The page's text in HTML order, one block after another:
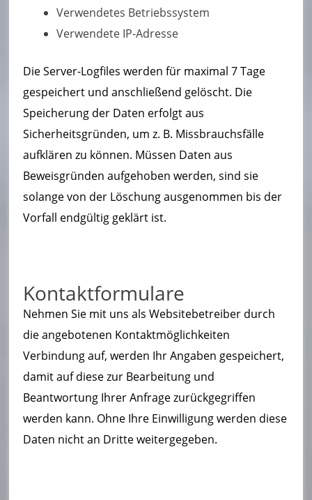
rg
Verwendetes Betriebssystem
Verwendete IP-Adresse
Die Server-Logfiles werden für maximal 7 Tage
gespeichert und anschließend gelöscht. Die
Speicherung der Daten erfolgt aus
Sicherheitsgründen, um z. B. Missbrauchsfälle
aufklären zu können. Müssen Daten aus
Beweisgründen aufgehoben werden, sind sie
solange von der Löschung ausgenommen bis der
Vorfall endgültig geklärt ist.
Kontaktformulare
Nehmen Sie mit uns als Websitebetreiber durch
die angebotenen Kontaktmöglichkeiten
Verbindung auf, werden Ihr Angaben gespeichert,
damit auf diese zur Bearbeitung und
Beantwortung Ihrer Anfrage zurückgegriffen
werden kann. Ohne Ihre Einwilligung werden diese
Daten nicht an Dritte weitergegeben.